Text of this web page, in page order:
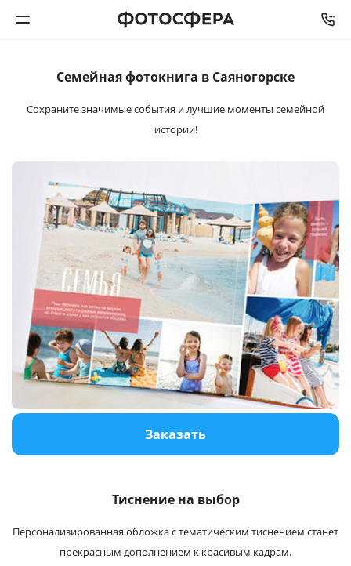
Печать фото
Календари
Интерьерная печать
Фотоподарки
Багетная мастерская
Полиграфия
Услуги и сервис
Магазин
Семейнаяфотокнига в Саяногорске
Сохраните значимые события и лучшие моменты семейной
истории!
Заказать
Тиснение на выбор
Персонализированная обложка с тематическим тиснением станет
прекрасным дополнением к красивым кадрам.